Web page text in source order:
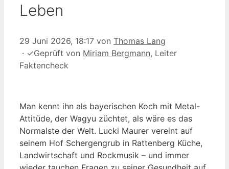
Leben
29 Juni 2026, 18:17 von Thomas Lang
· ✓Geprüft von Miriam Bergmann, Leiter
Faktencheck
Man kennt ihn als bayerischen Koch mit Metal-
Attitüde, der Wagyu züchtet, als wäre es das
Normalste der Welt. Lucki Maurer vereint auf
seinem Hof Schergengrub in Rattenberg Küche,
Landwirtschaft und Rockmusik – und immer